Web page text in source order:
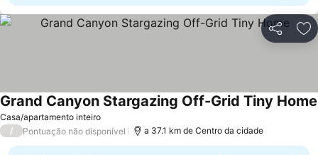
Partilhar
Casa/apartamento inteiro
Grand Canyon Stargazing Off-Grid Tiny Home
/ Pontuação não disponível a 37.1 km de Centro da cidade